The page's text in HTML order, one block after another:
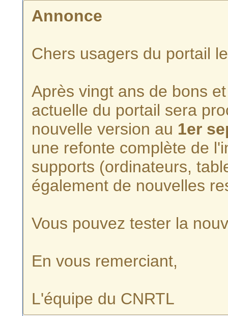
Annonce
Chers usagers du portail
Après vingt ans de bons
actuelle du portail sera
nouvelle version au 1er
une refonte complète de
supports (ordinateurs,
également de nouvelles
Vous pouvez tester la
En vous remerciant,
L'équipe du CNRTL